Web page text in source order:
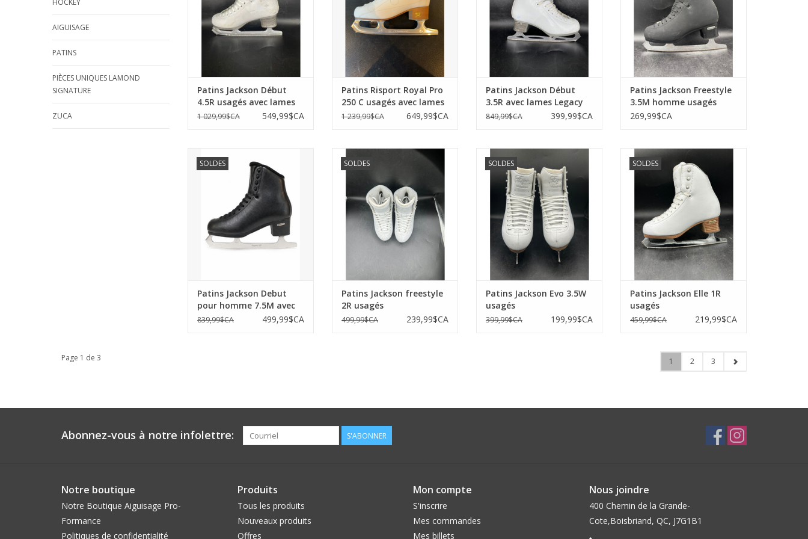
HOCKEY
AIGUISAGE
PATINS
PIÈCES UNIQUES LAMOND
SIGNATURE
ZUCA
Patins Jackson Début
4.5R usagés avec lames
Matrix legacy
1 029,99$CA 549,99$CA
Patins Risport Royal Pro
250 C usagés avec lames
Matrix legacy 9 1/4
1 239,99$CA 649,99$CA
Patins Jackson Début
3.5R avec lames Legacy
usagés
849,99$CA 399,99$CA
Patins Jackson Freestyle
3.5M homme usagés
269,99$CA
SOLDES
homme 7.5M avec lames aspire
XP 10.5
AJOUTER AU PANIER
Patins Jackson Debut
pour homme 7.5M avec
lames aspire XP 10.5
839,99$CA 499,99$CA
SOLDES
Patins Jackson freestyle 2R
AJOUTER AU PANIER
Patins Jackson freestyle
2R usagés
499,99$CA 239,99$CA
SOLDES
AJOUTER AU PANIER
Patins Jackson Evo 3.5W
usagés
399,99$CA 199,99$CA
SOLDES
Patins Jackson Elle 1R usagés
AJOUTER AU PANIER
Patins Jackson Elle 1R
usagés
459,99$CA 219,99$CA
Page 1 de 3 1 2 3
Abonnez-vous à notre infolettre: S'ABONNER
Notre boutique
Notre Boutique Aiguisage Pro-
Formance
Politiques de confidentialité
Produits
Tous les produits
Nouveaux produits
Offres
Mon compte
S'inscrire
Mes commandes
Mes billets
Nous joindre
400 Chemin de la Grande-
Cote,Boisbriand, QC, J7G1B1